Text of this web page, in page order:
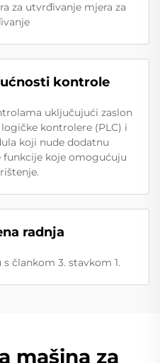
za utvrđivanje mjera za
kontrole
uključujući zaslon
kontrolere (PLC) i
koji nude dodatnu
funkcije koje omogućuju
radnja
člankom 3. stavkom 1.
mašina za